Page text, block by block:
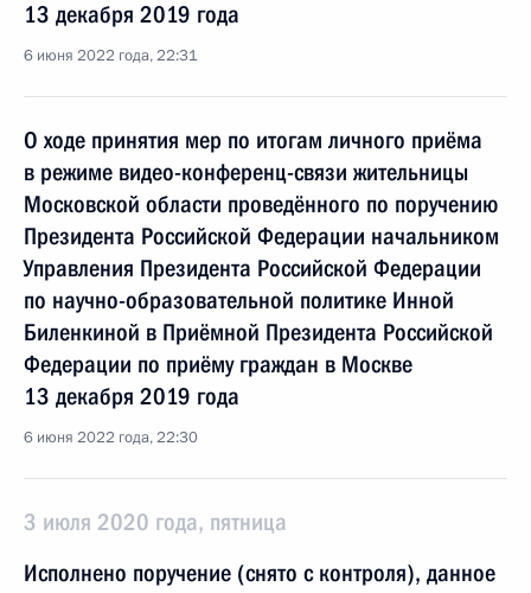
13 декабря 2019 года
6 июня 2022 года, 22:31
О ходе принятия мер по итогам личного приёма
в режиме видео-конференц-связи жительницы
Московской области проведённого по поручению
Президента Российской Федерации начальником
Управления Президента Российской Федерации
по научно-образовательной политике Инной
Биленкиной в Приёмной Президента Российской
Федерации по приёму граждан в Москве
13 декабря 2019 года
6 июня 2022 года, 22:30
3 июля 2020 года, пятница
Исполнено поручение (снято с контроля), данное